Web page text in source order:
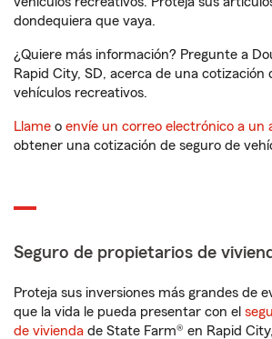
dondequiera que vaya.
¿Quiere más información? Pregunte a
Rapid City, SD, acerca de una cotización
vehículos recreativos.
Llame o envíe un correo electrónico a un
obtener una cotización de seguro de
Seguro de propietarios de
Proteja sus inversiones más grandes de
que la vida le pueda presentar con el
de vivienda de State Farm® en Rapid